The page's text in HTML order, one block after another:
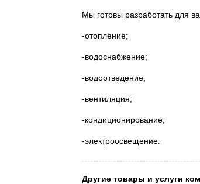
Мы готовы разработать для
-отопление;
-водоснабжение;
-водоотведение;
-вентиляция;
-кондиционирование;
-электроосвещение.
Другие товары и услуги